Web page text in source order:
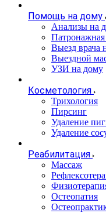
Помощь на дому
Анализы на
Выезд врача
Выездной
УЗИ на дому
Косметология
Трихология
Пирсинг
Удаление
Удаление
Реабилитация
Массаж
Остеопатия